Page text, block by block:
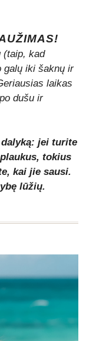
(taip, kad
galų iki šaknų ir
laikas
dušu ir
jei turite
tokius
kai jie sausi.
lūžių.